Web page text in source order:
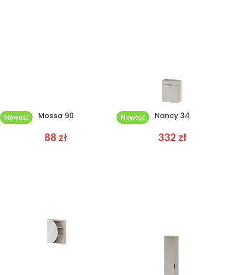
Mossa 90
88 zł
Nancy 34
332 zł
Nowość Nowość